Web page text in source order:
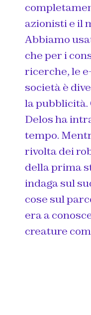
azionisti e il
Abbiamo
che per i
ricerche, le
società è
la pubblicità.
Delos ha
tempo.
rivolta dei
della prima
indaga sul
cose sul
era a
creature